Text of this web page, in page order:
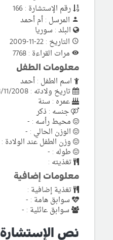
رقم الإستشارة : 166
المرسل : أم أحمد
البلد : سوريا
التاريخ : 22-11-2009
مرات القراءة : 7768
معلومات الطفل
اسم الطفل : أحمد
تاريخ ولادته : 18/11/2008
عمره : سنة
جنسه : ذكر
محيط رأسه : -
الوزن الحالي : -
وزن الطفل عند الولادة :
طوله : -
تغذيته :
معلومات إضافية
تغذية إضافية :
سوابق هامة : -
سوابق عائلية : -
نص الإستشارة